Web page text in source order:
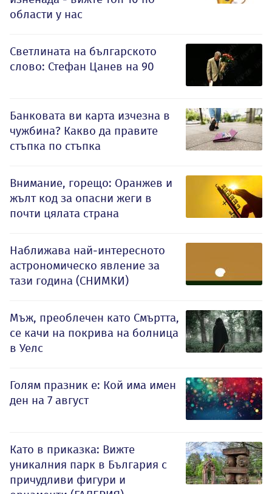
области у нас
Светлината на българското
слово: Стефан Цанев на 90
Банковата ви карта изчезна в
чужбина? Какво да правите
стъпка по стъпка
Внимание, горещо: Оранжев и
жълт код за опасни жеги в
почти цялата страна
Наближава най-интересното
астрономическо явление за
тази година (СНИМКИ)
Мъж, преоблечен като Смъртта,
се качи на покрива на болница
в Уелс
Голям празник е: Кой има имен
ден на 7 август
Като в приказка: Вижте
уникалния парк в България с
причудливи фигури и